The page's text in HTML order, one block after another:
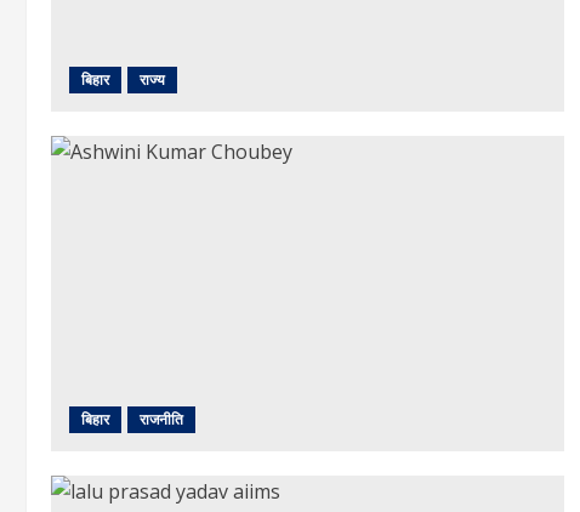
बिहार राज्य
बिहार राजनीति